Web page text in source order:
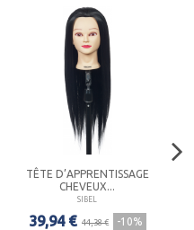
TÊTE D’APPRENTISSAGE
CHEVEUX...
SIBEL
39,94 € 44,38 € -10%